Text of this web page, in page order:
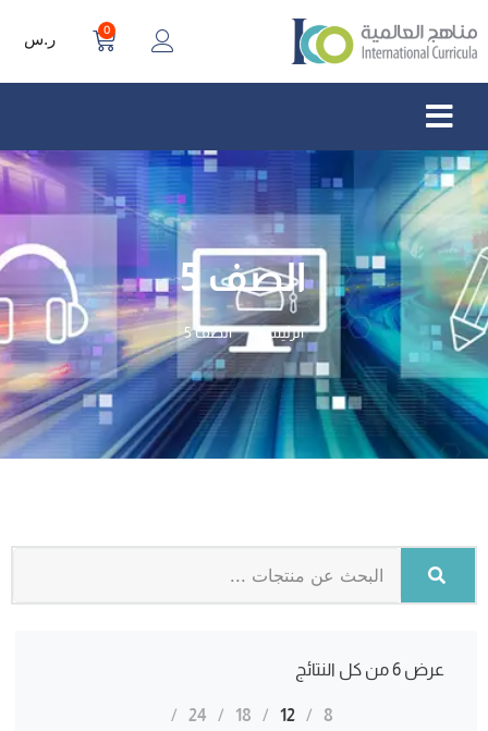
0 ر.س
الصف 5
الرئيسية الصف 5
عرض ⁦6⁩ من كل النتائج
8
12
18
24